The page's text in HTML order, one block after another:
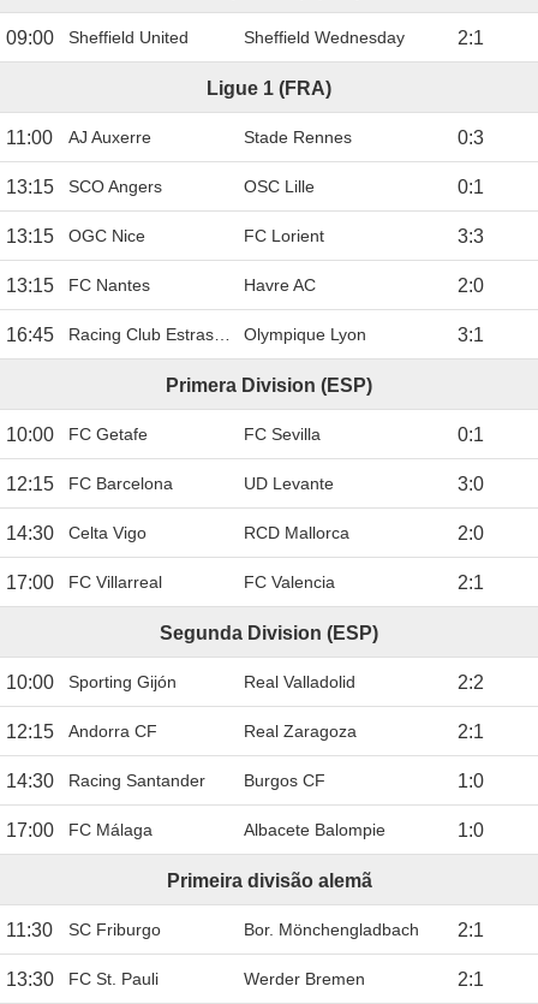
09:00 Sheffield United Sheffield Wednesday 2:1
Ligue 1 (FRA)
11:00 AJ Auxerre Stade Rennes 0:3
13:15 SCO Angers OSC Lille 0:1
13:15 OGC Nice FC Lorient 3:3
13:15 FC Nantes Havre AC 2:0
16:45 Racing Club Estrasburgo Olympique Lyon 3:1
Primera Division (ESP)
10:00 FC Getafe FC Sevilla 0:1
12:15 FC Barcelona UD Levante 3:0
14:30 Celta Vigo RCD Mallorca 2:0
17:00 FC Villarreal FC Valencia 2:1
Segunda Division (ESP)
10:00 Sporting Gijón Real Valladolid 2:2
12:15 Andorra CF Real Zaragoza 2:1
14:30 Racing Santander Burgos CF 1:0
17:00 FC Málaga Albacete Balompie 1:0
Primeira divisão alemã
11:30 SC Friburgo Bor. Mönchengladbach 2:1
13:30 FC St. Pauli Werder Bremen 2:1